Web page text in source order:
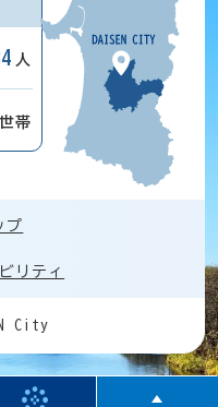
人
世帯
プ
リティ
City